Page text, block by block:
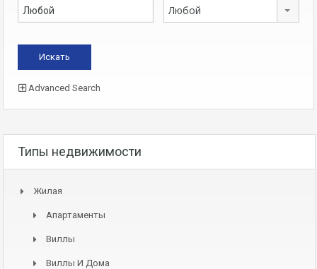
Любой
Advanced Search
Типы недвижимости
Жилая
Апартаменты
Виллы
Виллы И Дома